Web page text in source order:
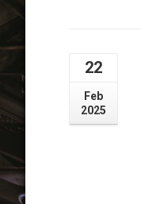
22
Feb
2025